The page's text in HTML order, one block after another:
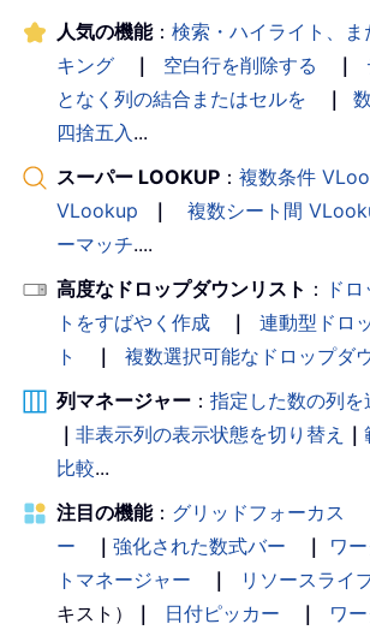
人気の機能： 検索・ハイライト、
キング
｜ 空白行を削除する ｜
となく列の結合またはセルを
｜
四捨五入 ...
スーパー LOOKUP ： 複数条件
VLookup
｜ 複数シート間
ーマッチ....
高度なドロップダウンリスト ： ド
トをすばやく作成
｜
連動型ドロ
ト
｜ 複数選択可能なドロップダ
列マネージャー ： 指定した数の列を
｜ 非表示列の表示状態を切り替え ｜
比較...
注目の機能： グリッドフォーカス
ー
｜ 強化された数式バー ｜
ワ
トマネージャー
｜ リソースライ
キスト）
｜ 日付ピッカー ｜
ワ